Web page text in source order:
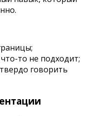
то не подходит;
говорить